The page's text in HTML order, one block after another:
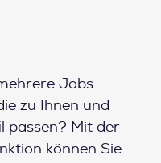
Jobs
zu Ihnen und
passen? Mit der
können Sie